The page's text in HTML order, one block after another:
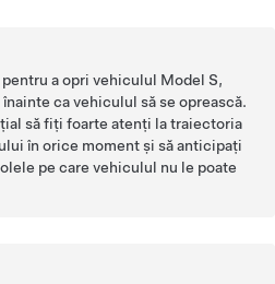
a opri vehiculul Model S,
ca vehiculul să se oprească.
să fiți foarte atenți la traiectoria
în orice moment și să anticipați
pe care vehiculul nu le poate